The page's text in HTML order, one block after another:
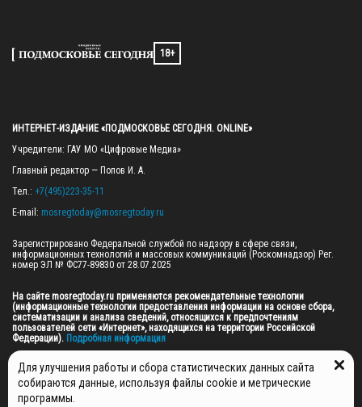
18+
ИНТЕРНЕТ-ИЗДАНИЕ «ПОДМОСКОВЬЕ СЕГОДНЯ. ONLINE»
Учредители: ГАУ МО «Цифровые Медиа»
Главный редактор — Попов И. А.
Тел.: +7(495)223-35-11
E-mail: mosregtoday@mosregtoday.ru
Зарегистрировано Федеральной службой по надзору в сфере связи,
информационных технологий и массовых коммуникаций (Роскомнадзор) Рег.
номер ЭЛ № ФС77-89830 от 28.07.2025
На сайте mosregtoday.ru применяются рекомендательные технологии
(информационные технологии предоставления информации на основе сбора,
систематизации и анализа сведений, относящихся к предпочтениям
пользователей сети «Интернет», находящихся на территории Российской
Федерации). Подробная информация
© 2026 ПРАВА НА ВСЕ МАТЕРИАЛЫ САЙТА ПРИНАДЛЕЖАТ ГАУ МО "ЦИФРОВЫЕ
МЕДИА" (ОГРН: 1255000059467).
Для улучшения работы и сбора статистических данных сайта
собираются данные, используя файлы cookie и метрические
программы.